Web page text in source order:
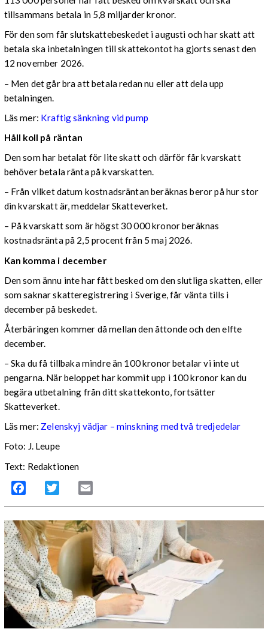
tillsammans betala in 5,8 miljarder kronor.
För den som får slutskattebeskedet i augusti och har skatt att
betala ska inbetalningen till skattekontot ha gjorts senast den
12 november 2026.
– Men det går bra att betala redan nu eller att dela upp
betalningen.
Läs mer: Kraftig sänkning vid pump
Håll koll på räntan
Den som har betalat för lite skatt och därför får kvarskatt
behöver betala ränta på kvarskatten.
– Från vilket datum kostnadsräntan beräknas beror på hur stor
din kvarskatt är, meddelar Skatteverket.
– På kvarskatt som är högst 30 000 kronor beräknas
kostnadsränta på 2,5 procent från 5 maj 2026.
Kan komma i december
Den som ännu inte har fått besked om den slutliga skatten, eller
som saknar skatteregistrering i Sverige, får vänta tills i
december på beskedet.
Återbäringen kommer då mellan den åttonde och den elfte
december.
– Ska du få tillbaka mindre än 100 kronor betalar vi inte ut
pengarna. När beloppet har kommit upp i 100 kronor kan du
begära utbetalning från ditt skattekonto, fortsätter
Skatteverket.
Läs mer: Zelenskyj vädjar – minskning med två tredjedelar
Foto: J. Leupe
Text: Redaktionen
Facebook Twitter